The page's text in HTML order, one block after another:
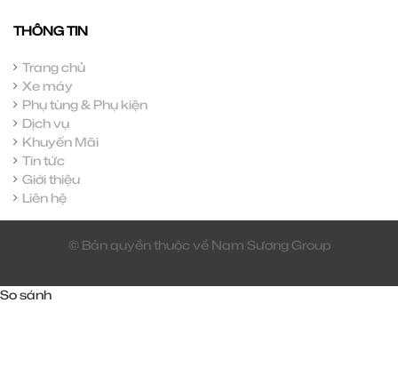
THÔNG TIN
Trang chủ
Xe máy
Phụ tùng & Phụ kiện
Dịch vụ
Khuyến Mãi
Tin tức
Giới thiệu
Liên hệ
© Bản quyền thuộc về Nam Sương Group
So sánh